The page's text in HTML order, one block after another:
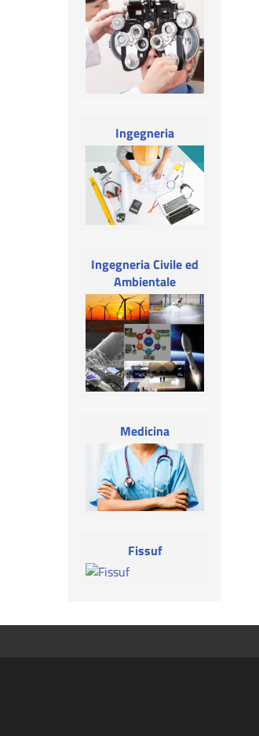
Ingegneria
Ingegneria Civile ed
Ambientale
Medicina
Fissuf